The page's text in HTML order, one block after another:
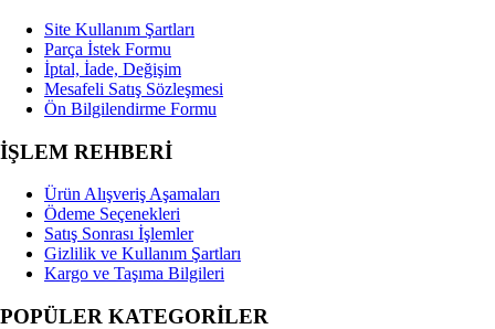
Site Kullanım Şartları
Parça İstek Formu
İptal, İade, Değişim
Mesafeli Satış Sözleşmesi
Ön Bilgilendirme Formu
İŞLEM REHBERİ
Ürün Alışveriş Aşamaları
Ödeme Seçenekleri
Satış Sonrası İşlemler
Gizlilik ve Kullanım Şartları
Kargo ve Taşıma Bilgileri
POPÜLER KATEGORİLER